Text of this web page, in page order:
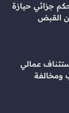
جزائي حيازة
القبض
عمالي
ومخالفة